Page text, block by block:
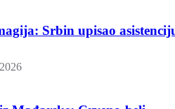
Srbin upisao